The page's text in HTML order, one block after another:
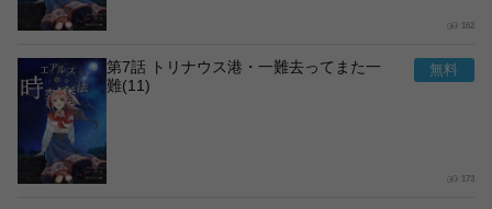
162
第7話 トリナウス港・一難去ってまた一
難(11)
173